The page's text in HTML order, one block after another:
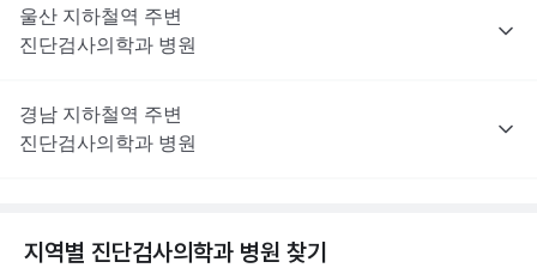
울산 지하철역 주변
진단검사의학과 병원
경남 지하철역 주변
진단검사의학과 병원
지역별 진단검사의학과 병원 찾기